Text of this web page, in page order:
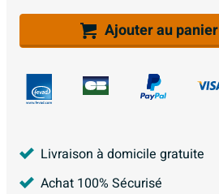
Ajouter au panier
Livraison à domicile gratuite
Achat 100% Sécurisé